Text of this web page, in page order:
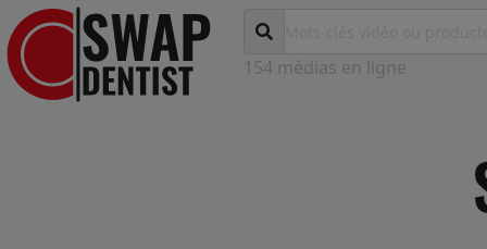
154 médias en ligne